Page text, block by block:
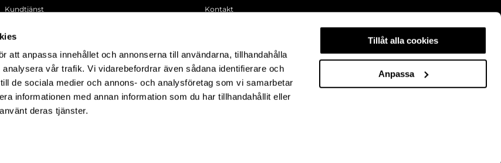
att anpassa innehållet och annonserna till användarna, tillhandahålla
vår trafik. Vi vidarebefordrar även sådana identifierare och
de sociala medier och annons- och analysföretag som vi samarbetar
informationen med annan information som du har tillhandahållit eller
deras tjänster.
Tillåt alla cookies
Anpassa
Kundtjänst
Kontakt